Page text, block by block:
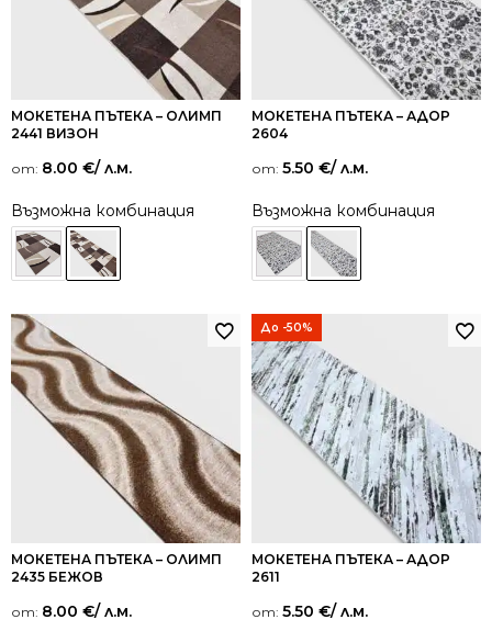
МОКЕТЕНА ПЪТЕКА – ОЛИМП
2441 ВИЗОН
от: 8.00 €/ л.м.
Възможна комбинация
МОКЕТЕНА ПЪТЕКА – АДОР
2604
от: 5.50 €/ л.м.
Възможна комбинация
МОКЕТЕНА ПЪТЕКА – ОЛИМП
2435 БЕЖОВ
от: 8.00 €/ л.м.
До -50%
МОКЕТЕНА ПЪТЕКА – АДОР
2611
от: 5.50 €/ л.м.